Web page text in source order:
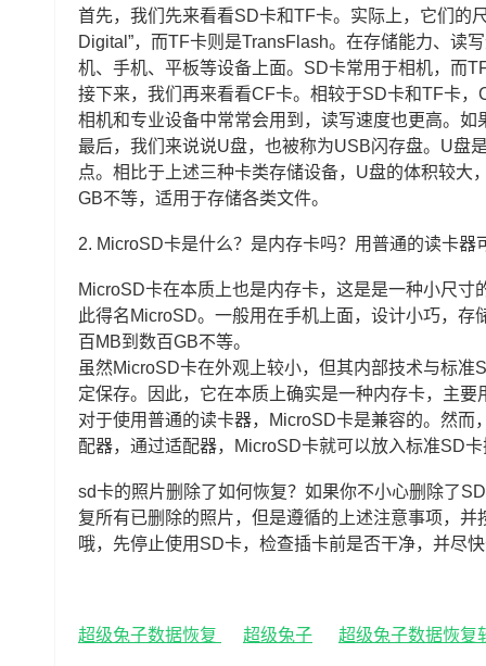
首先，我们先来看看SD卡和TF卡。实际上，它们的
Digital”，而TF卡则是TransFlash。在存储能力、读
机、手机、平板等设备上面。SD卡常用于相机，而
接下来，我们再来看看CF卡。相较于SD卡和TF卡
相机和专业设备中常常会用到，读写速度也更高。
最后，我们来说说U盘，也被称为USB闪存盘。U盘
点。相比于上述三种卡类存储设备，U盘的体积较
GB不等，适用于存储各类文件。
2. MicroSD卡是什么？是内存卡吗？用普通的读卡器
MicroSD卡在本质上也是内存卡，这是是一种小尺
此得名MicroSD。一般用在手机上面，设计小巧，
百MB到数百GB不等。
虽然MicroSD卡在外观上较小，但其内部技术与标
定保存。因此，它在本质上确实是一种内存卡，主要
对于使用普通的读卡器，MicroSD卡是兼容的。然
配器，通过适配器，MicroSD卡就可以放入标准SD
sd卡的照片删除了如何恢复？如果你不小心删除了
复所有已删除的照片，但是遵循的上述注意事项，
哦，先停止使用SD卡，检查插卡前是否干净，并尽
超级兔子数据恢复 超级兔子 超级兔子数据恢复